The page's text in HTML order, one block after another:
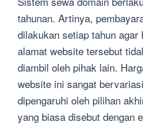
tahunan. Artinya,
dilakukan setiap tahun agar
alamat website tersebut
diambil oleh pihak lain.
website ini sangat
dipengaruhi oleh pilihan
yang biasa disebut dengan